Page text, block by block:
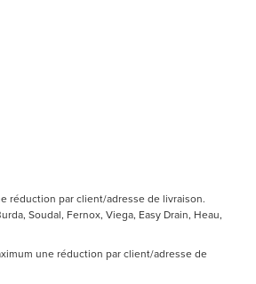
réduction par client/adresse de livraison.
Soudal, Fernox, Viega, Easy Drain, Heau,
une réduction par client/adresse de